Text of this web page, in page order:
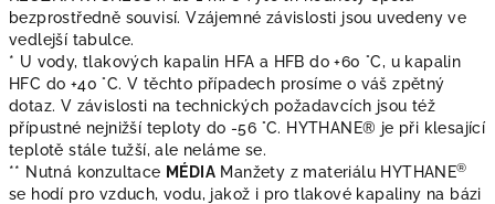
bezprostředně souvisí. Vzájemné závislosti jsou uvedeny ve
vedlejší tabulce.
* U vody, tlakových kapalin HFA a HFB do +60 °C, u kapalin
HFC do +40 °C. V těchto případech prosíme o váš zpětný
dotaz. V závislosti na technických požadavcích jsou též
přípustné nejnižší teploty do -56 °C. HYTHANE® je při klesající
teplotě stále tužší, ale neláme se.
** Nutná konzultace MÉDIA Manžety z materiálu HYTHANE®
se hodí pro vzduch, vodu, jakož i pro tlakové kapaliny na bázi